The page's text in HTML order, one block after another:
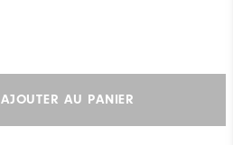
AJOUTER AU PANIER